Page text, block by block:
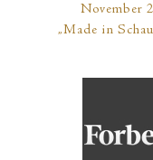
November
„Made in